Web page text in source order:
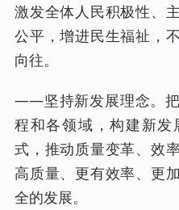
激发全体人民积极性、
公平，增进民生福祉，
向往。
——坚持新发展理念。
程和各领域，构建新
式，推动质量变革、效
高质量、更有效率、更
全的发展。